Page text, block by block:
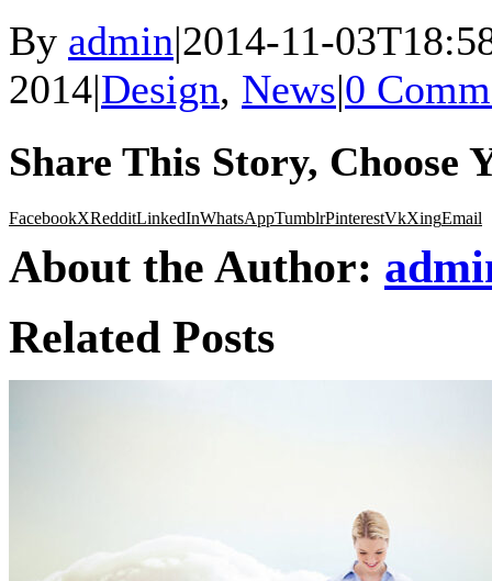
By admin|2014-11-
2014|Design, News|0
Share This Story, Choose
FacebookXRedditLinkedInWhatsAppTumblrPinterestVkXingEmail
About the Author:
Related Posts